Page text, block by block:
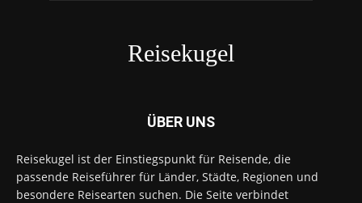
Reisekugel
ÜBER UNS
Reisekugel ist der Einstiegspunkt für Reisende, die
passende Reiseführer für Länder, Städte, Regionen und
besondere Reisearten suchen. Die Seite verbindet